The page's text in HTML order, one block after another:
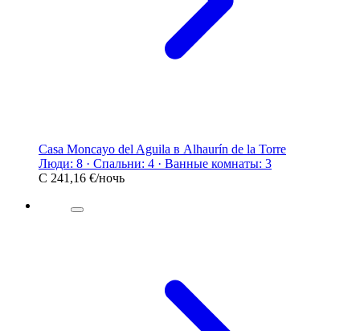
Casa Moncayo del Aguila в Alhaurín de la Torre
Люди: 8 · Спальни: 4 · Ванные комнаты: 3
С 241,16 €/ночь